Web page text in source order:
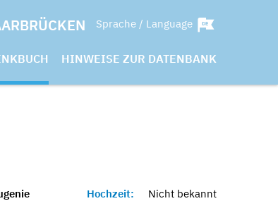
Sprache / Language
HINWEISE ZUR DATENBANK
Hochzeit: Nicht bekannt